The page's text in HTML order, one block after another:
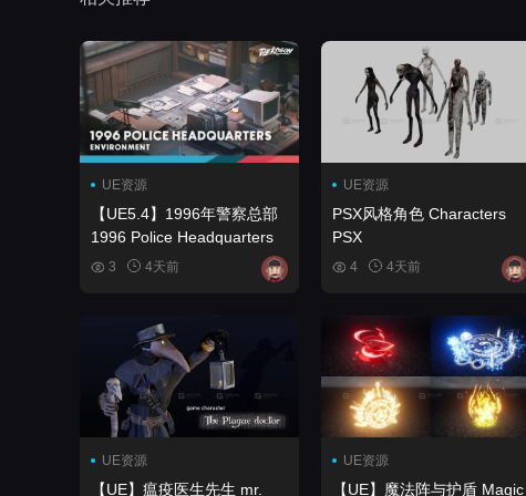
UE资源
【UE5.4】1996年警察总部
1996 Police Headquarters
3 4天前
UE资源
PSX风格角色 Characters
PSX
4 4天前
UE资源
【UE】瘟疫医生先生 mr.
UE资源
【UE】魔法阵与护盾 Magic